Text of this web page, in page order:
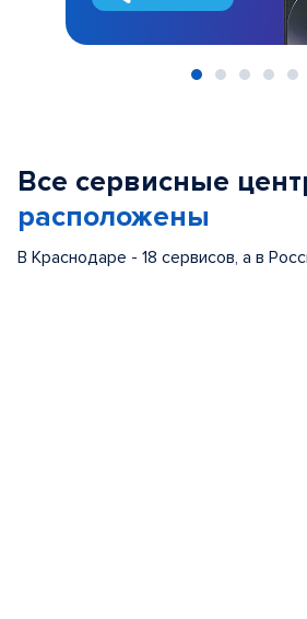
Все сервисные
расположены
В Краснодаре - 18 сервисов, а в